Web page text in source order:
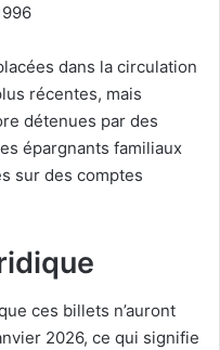
dans la circulation
récentes, mais
détenues par des
épargnants familiaux
sur des comptes
ces billets n’auront
2026, ce qui signifie